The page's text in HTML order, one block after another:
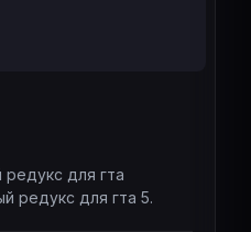
для гта
редукс для гта 5.